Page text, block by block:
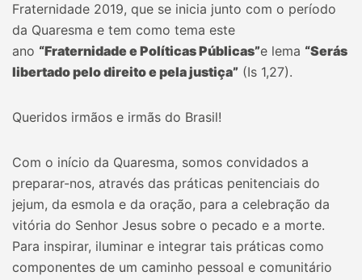
Fraternidade 2019, que se inicia junto com o período
da Quaresma e tem como tema este
ano “Fraternidade e Políticas Públicas”e lema “Serás
libertado pelo direito e pela justiça” (Is 1,27).
Queridos irmãos e irmãs do Brasil!
Com o início da Quaresma, somos convidados a
preparar-nos, através das práticas penitenciais do
jejum, da esmola e da oração, para a celebração da
vitória do Senhor Jesus sobre o pecado e a morte.
Para inspirar, iluminar e integrar tais práticas como
componentes de um caminho pessoal e comunitário